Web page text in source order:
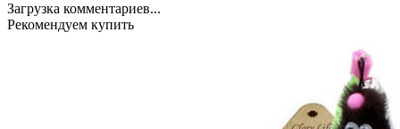
Загрузка комментариев...
Рекомендуем купить